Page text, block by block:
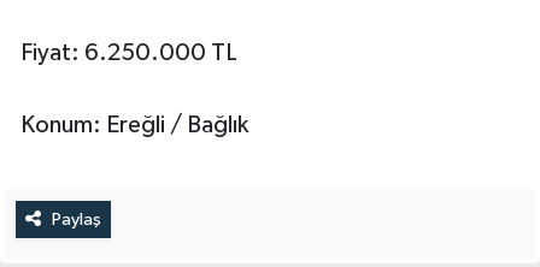
Fiyat: 6.250.000 TL
Konum: Ereğli / Bağlık
Paylaş